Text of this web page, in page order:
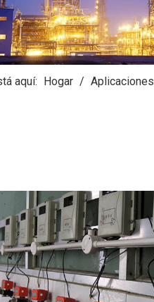
aquí: Hogar / Aplicaciones